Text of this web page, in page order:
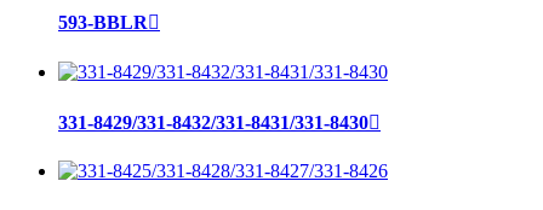
593-BBLR
331-8429/331-8432/331-8431/331-8430